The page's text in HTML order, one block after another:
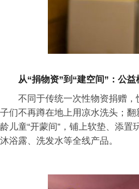
从“捐物资”到“建空间”：公
不同于传统一次性物资捐赠
子们不再蹲在地上用凉水洗头；
龄儿童“开蒙间”，铺上软垫、添
沐浴露、洗发水等全线产品。